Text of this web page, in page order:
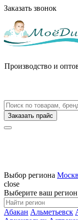
Заказать звонок
Производство и
Заказать прайс
Выбор региона
close
Выберите ваш регион
Абакан Альметьевск